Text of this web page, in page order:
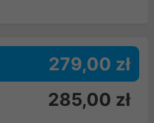
279,00 zł
285,00 zł